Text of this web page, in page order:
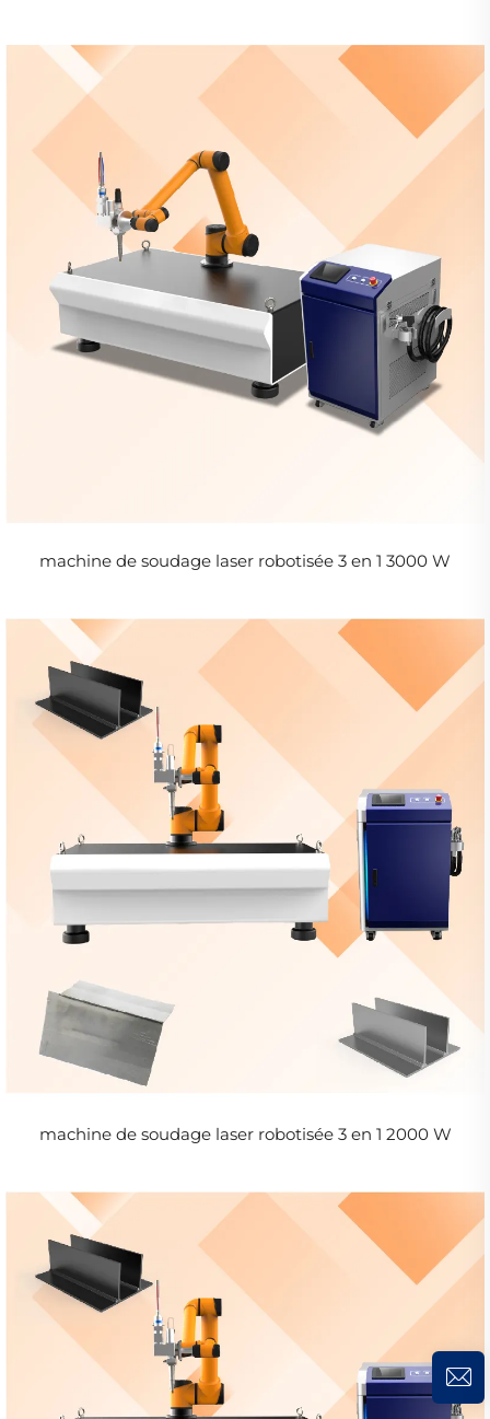
machine de soudage laser robotisée 3 en 1 3000 W
machine de soudage laser robotisée 3 en 1 2000 W